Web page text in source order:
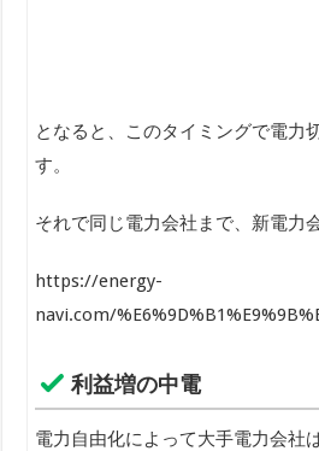
となると、このタイミングで電力
す。
それで同じ電力会社まで、新電力
https://energy-
navi.com/
利益増の中電
電力自由化によって大手電力会社